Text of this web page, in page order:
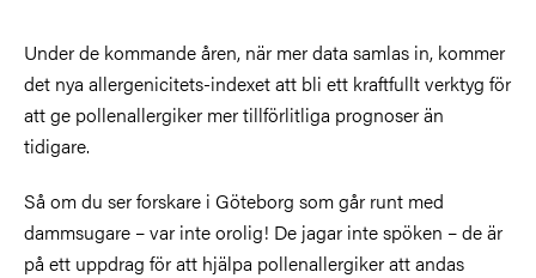
Under de kommande åren, när mer data samlas in, kommer
det nya allergenicitets-indexet att bli ett kraftfullt verktyg för
att ge pollenallergiker mer tillförlitliga prognoser än
tidigare.
Så om du ser forskare i Göteborg som går runt med
dammsugare – var inte orolig! De jagar inte spöken – de är
på ett uppdrag för att hjälpa pollenallergiker att andas